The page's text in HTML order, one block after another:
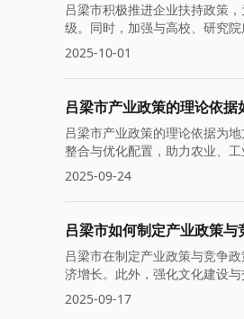
吕梁市积极推进企业扶持政策
级。同时，加强与高校、研究
2025-10-01
吕梁市产业政策的理论依
吕梁市产业政策的理论依据为
整合与优化配置，助力农业、
2025-09-24
吕梁市如何制定产业政策
吕梁市在制定产业政策与竞争
济增长。此外，强化文化建设
2025-09-17